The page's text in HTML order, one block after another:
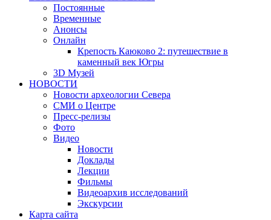
Постоянные
Временные
Анонсы
Онлайн
Крепость Каюково 2: путешествие в
каменный век Югры
3D Музей
НОВОСТИ
Новости археологии Севера
СМИ о Центре
Пресс-релизы
Фото
Видео
Новости
Доклады
Лекции
Фильмы
Видеоархив исследований
Экскурсии
Карта сайта